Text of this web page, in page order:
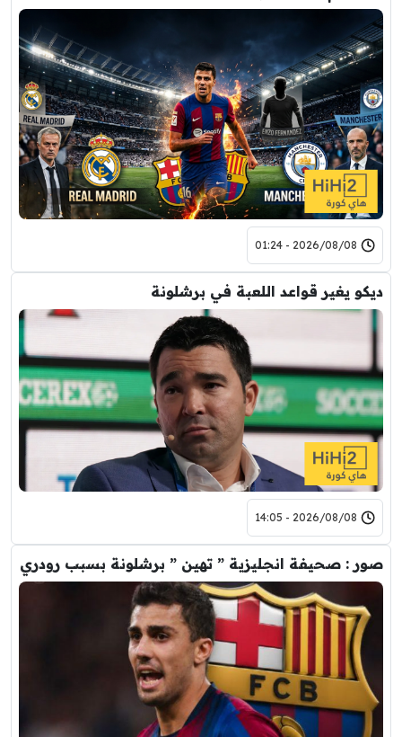
2026/08/08 - 01:24
ديكو يغير قواعد اللعبة في برشلونة
2026/08/08 - 14:05
صور : صحيفة انجليزية ” تهين ” برشلونة بسبب رودري